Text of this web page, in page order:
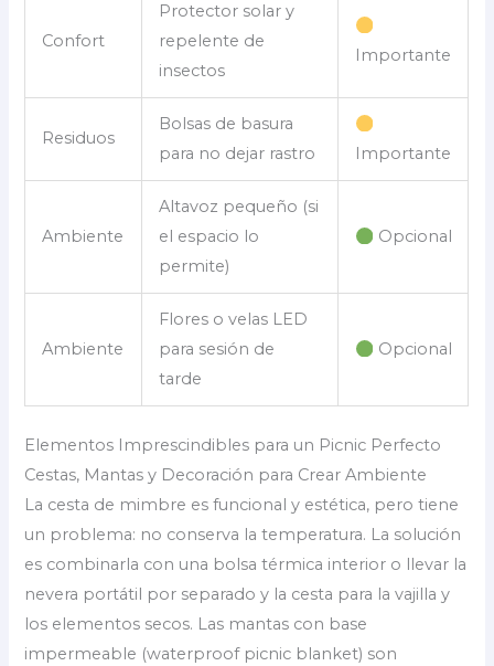
Confort
Protector solar y
repelente de
insectos
Importante
Residuos
Bolsas de basura
para no dejar rastro
Importante
Ambiente
Altavoz pequeño (si
el espacio lo
permite)
Opcional
Ambiente
Flores o velas LED
para sesión de
tarde
Opcional
Elementos Imprescindibles para un Picnic Perfecto
Cestas, Mantas y Decoración para Crear Ambiente
La cesta de mimbre es funcional y estética, pero tiene
un problema: no conserva la temperatura. La solución
es combinarla con una bolsa térmica interior o llevar la
nevera portátil por separado y la cesta para la vajilla y
los elementos secos. Las mantas con base
impermeable (waterproof picnic blanket) son